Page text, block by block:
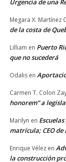
Urgencia de una
Megara X. Martínez
de la costa de
Lilliam en Puerto
que no sucederá
Odalis en
Carmen T. Colon
honorem” a
Marilyn en
matrícula; CEO de
Enrique Vélez en
la construcción